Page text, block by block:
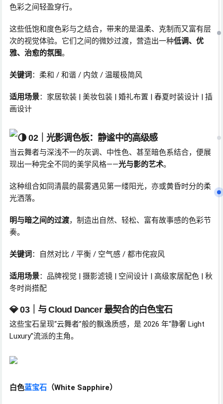
色彩之间轻盈穿行。
这些低饱和度色彩与之结合，带来的是温柔、克制而又富有层
次的视觉体验。它们之间的微妙过渡，营造出一种低调、优
雅、治愈的氛围。
关键词 ：柔和 / 和谐 / 内敛 / 温暖极简风
适用场景：家居软装 | 美妆包装 | 婚礼布置 | 春夏时装设计 | 插
画设计
🌗 02｜ 光影调色板：静谧中的高级感
当云舞者与深浅不一的灰调、中性色、甚至暗色系结合，便展
现出一种完全不同的美学风格——光与影的艺术。
这种组合如同清晨的晨雾遇见第一缕阳光，亦或黄昏时分的柔
光洒落。
明与暗之间的过渡，制造出自然、轻松、富有故事感的色彩节
奏。
关键词 ：自然对比 / 平衡 / 空气感 / 都市侘寂风
适用场景：品牌视觉 | 摄影滤镜 | 空间设计 | 高级家居配色 | 秋
冬时尚搭配
💎 03｜与 Cloud Dancer 最契合的白色宝石
这些宝石呈现“云舞者”般的飘逸质感，是 2026 年“静奢 Light
Luxury”流派的主角。
白色蓝宝石 （White Sapphire）